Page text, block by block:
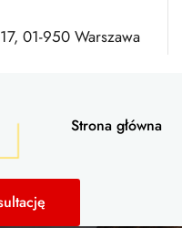
01-950 Warszawa
Strona główna